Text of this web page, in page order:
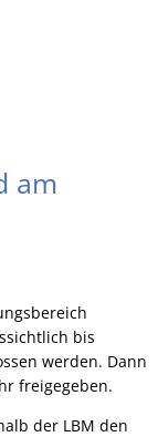
am
bis
werden. Dann
freigegeben.
der LBM den